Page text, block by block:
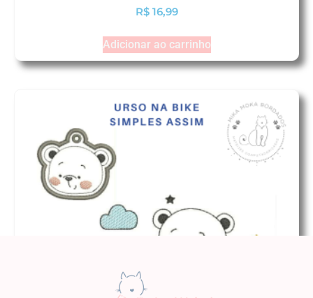
R$16,99
Adicionar ao carrinho